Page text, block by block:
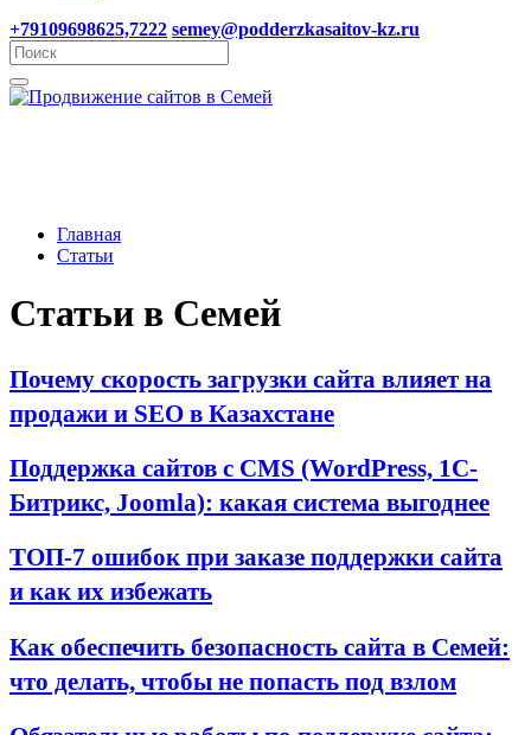
+79109698625,7222 semey@podderzkasaitov-kz.ru
Главная
Статьи
Статьи в Семей
Почему скорость загрузки сайта влияет на
продажи и SEO в Казахстане
Поддержка сайтов с CMS (WordPress, 1C-
Битрикс, Joomla): какая система выгоднее
ТОП-7 ошибок при заказе поддержки сайта
и как их избежать
Как обеспечить безопасность сайта в Семей:
что делать, чтобы не попасть под взлом